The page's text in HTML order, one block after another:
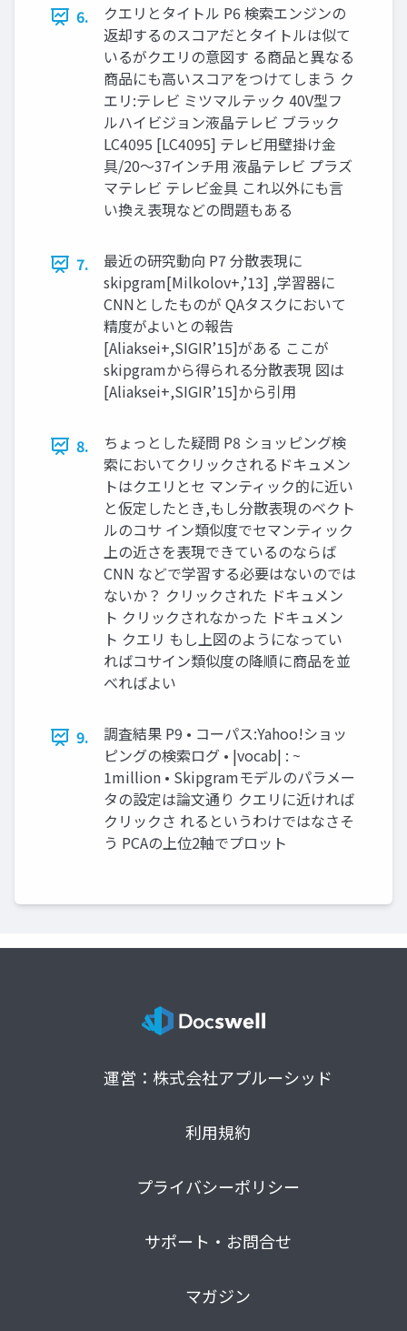
6.
クエリとタイトル P6 検索エンジンの
返却するのスコアだとタイトルは似て
いるがクエリの意図す る商品と異なる
商品にも高いスコアをつけてしまう ク
エリ:テレビ ミツマルテック 40V型フ
ルハイビジョン液晶テレビ ブラック
LC4095 [LC4095] テレビ用壁掛け金
具/20〜37インチ用 液晶テレビ プラズ
マテレビ テレビ金具 これ以外にも言
い換え表現などの問題もある
7.
最近の研究動向 P7 分散表現に
skipgram[Milkolov+,’13] ,学習器に
CNNとしたものが QAタスクにおいて
精度がよいとの報告
[Aliaksei+,SIGIR’15]がある ここが
skipgramから得られる分散表現 図は
[Aliaksei+,SIGIR’15]から引用
8.
ちょっとした疑問 P8 ショッピング検
索においてクリックされるドキュメン
トはクエリとセ マンティック的に近い
と仮定したとき,もし分散表現のベクト
ルのコサ イン類似度でセマンティック
上の近さを表現できているのならば
CNN などで学習する必要はないのでは
ないか？ クリックされた ドキュメン
ト クリックされなかった ドキュメン
ト クエリ もし上図のようになってい
ればコサイン類似度の降順に商品を並
べればよい
9.
調査結果 P9 • コーパス:Yahoo!ショッ
ピングの検索ログ • |vocab| : ~
1million • Skipgramモデルのパラメー
タの設定は論文通り クエリに近ければ
クリックさ れるというわけではなさそ
う PCAの上位2軸でプロット
運営：株式会社アプルーシッド
利用規約
プライバシーポリシー
サポート・お問合せ
マガジン